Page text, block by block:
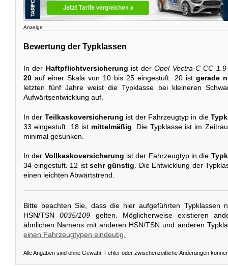
Anzeige
Bewertung der Typklassen
In der Haftpflichtversicherung ist derOpel Vectra-C CC
20 auf einer Skala von 10 bis 25 eingestuft. 20 ist gerade
letzten fünf Jahre weist die Typklasse bei kleineren
Aufwärtsentwicklung auf.
In der Teilkaskoversicherung ist der Fahrzeugtyp in die
33 eingestuft. 18 ist mittelmäßig . Die Typklasse ist im
minimal gesunken.
In der Vollkaskoversicherung ist der Fahrzeugtyp in die
34 eingestuft. 12 istsehr günstig. Die Entwicklung der
einen leichten Abwärtstrend.
Bitte beachten Sie, dass die hier aufgeführten Typklassen
HSN/TSN0035/109 gelten. Möglicherweise existieren
ähnlichen Namens mit anderen HSN/TSN und anderen
einen Fahrzeugtypen eindeutig.
Alle Angaben sind ohne Gewähr. Fehler oder zwischenzeitliche Änderungen